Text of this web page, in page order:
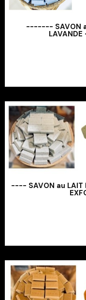
------- SAVON
---- SAVON au LAIT